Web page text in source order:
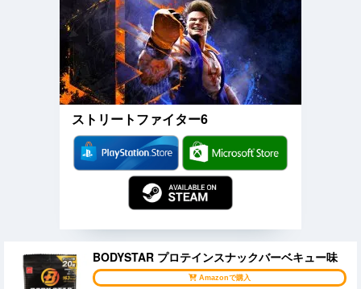
ストリートファイター6
BODYSTAR プロテインスナックバーベキュー味
Amazonで購入